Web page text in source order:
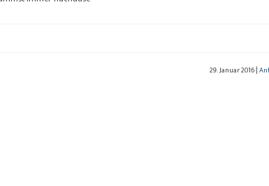
29. Januar 2016|